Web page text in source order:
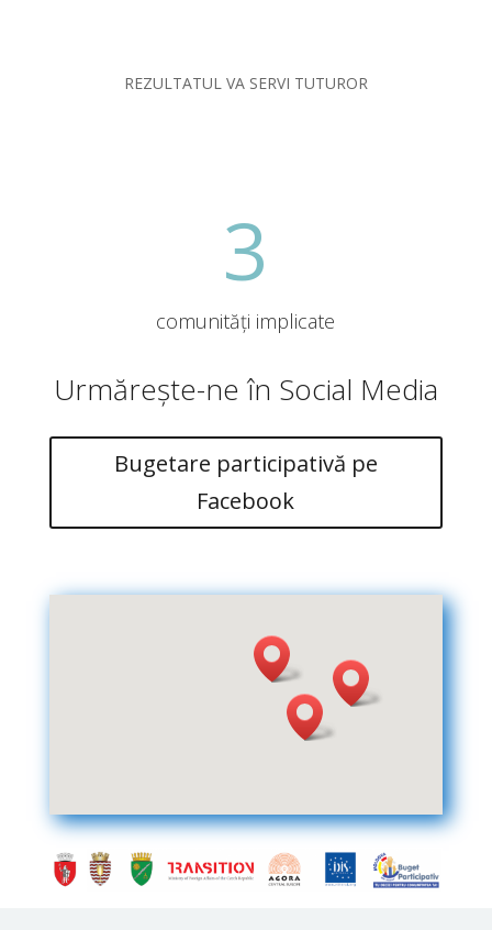
REZULTATUL VA SERVI TUTUROR
3
comunități implicate
Urmărește-ne în Social Media
Bugetare participativă pe
Facebook